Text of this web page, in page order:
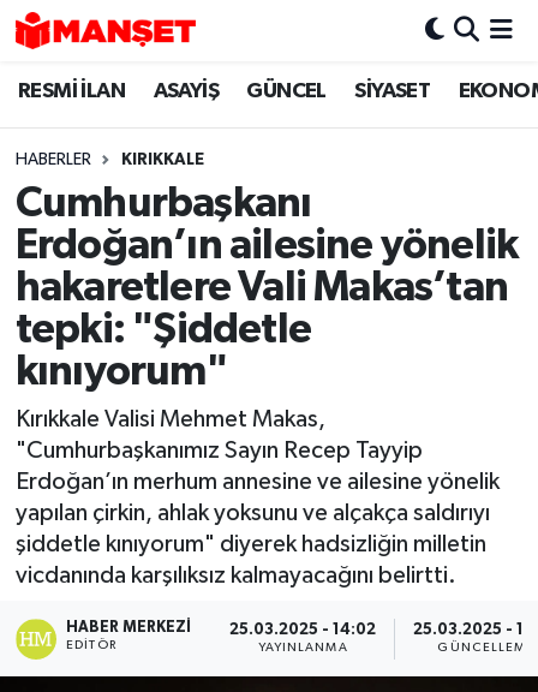
RESMİ İLAN ASAYİŞ GÜNCEL SİYASET
HABERLER KIRIKKALE
Cumhurbaşkanı
Erdoğan’ın ailesine yönelik
hakaretlere Vali Makas’tan
tepki: "Şiddetle
kınıyorum"
Kırıkkale Valisi Mehmet Makas,
"Cumhurbaşkanımız Sayın Recep Tayyip
Erdoğan’ın merhum annesine ve ailesine yönelik
yapılan çirkin, ahlak yoksunu ve alçakça saldırıyı
şiddetle kınıyorum" diyerek hadsizliğin milletin
vicdanında karşılıksız kalmayacağını belirtti.
HABER MERKEZI
EDITÖR
25.03.2025 - 14:02
YAYINLANMA
25.03.2025 -
GÜNCELLEME
Hava Durumu
Trafik Durumu
Süper Lig Puan Durumu ve Fikstür
Tüm Manşetler
Son Dakika Haberleri
Haber Arşivi